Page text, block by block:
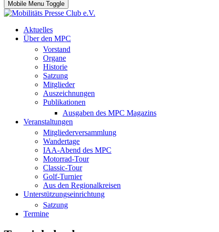
Mobile Menu Toggle
Aktuelles
Über den MPC
Vorstand
Organe
Historie
Satzung
Mitglieder
Auszeichnungen
Publikationen
Ausgaben des MPC Magazins
Veranstaltungen
Mitgliederversammlung
Wandertage
IAA-Abend des MPC
Motorrad-Tour
Classic-Tour
Golf-Turnier
Aus den Regionalkreisen
Unterstützungseinrichtung
Satzung
Termine